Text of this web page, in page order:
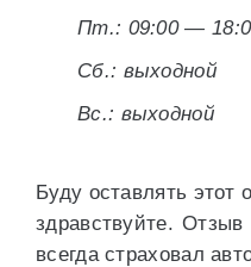
Пт.: 09:00 —
Сб.: выходной
Вс.: выходной
Буду оставлять этот
здравствуйте.
всегда страховал